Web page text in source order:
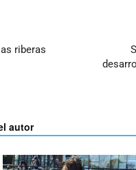
riberas
autor